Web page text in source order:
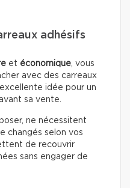
adhésifs
et économique, vous
avec des carreaux
idée pour un
sa vente.
ne nécessitent
changés selon vos
de recouvrir
sans engager de